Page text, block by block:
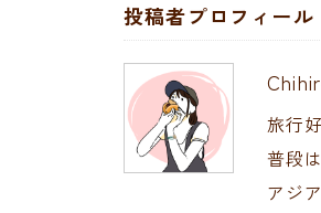
投稿者プロフィール
旅行
普段
アジ